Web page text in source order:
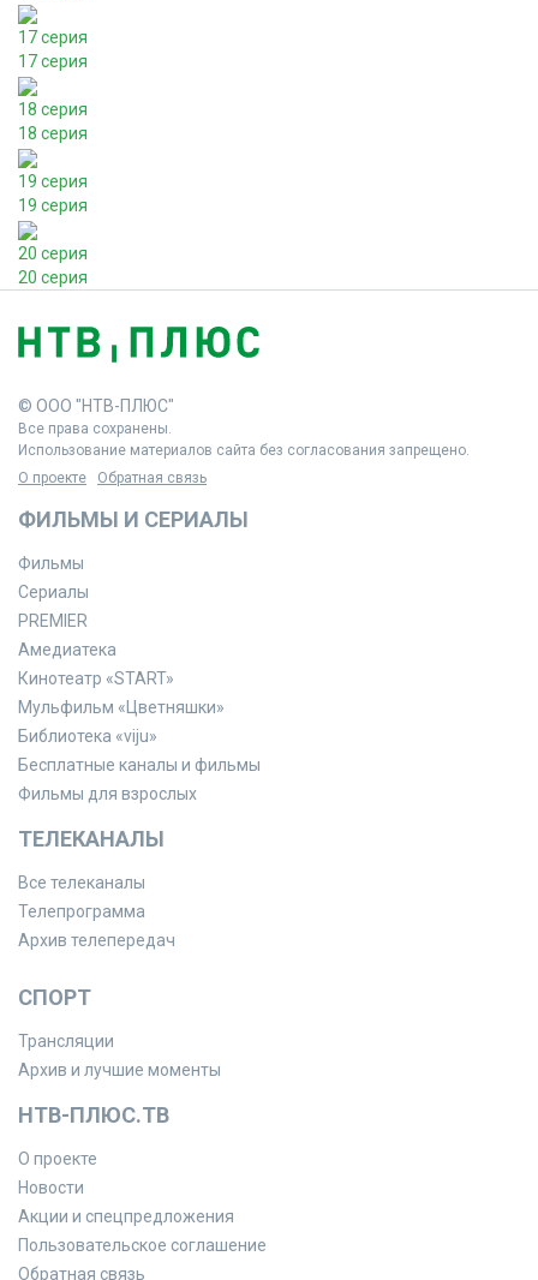
17 серия
17 серия
18 серия
18 серия
19 серия
19 серия
20 серия
20 серия
© ООО "НТВ-ПЛЮС"
Все права сохранены.
Использование материалов сайта без согласования запрещено.
О проекте
Обратная связь
ФИЛЬМЫ И СЕРИАЛЫ
Фильмы
Сериалы
PREMIER
Амедиатека
Кинотеатр «START»
Мульфильм «Цветняшки»
Библиотека «viju»
Бесплатные каналы и фильмы
Фильмы для взрослых
ТЕЛЕКАНАЛЫ
Все телеканалы
Телепрограмма
Архив телепередач
СПОРТ
Трансляции
Архив и лучшие моменты
НТВ-ПЛЮС.ТВ
О проекте
Новости
Акции и спецпредложения
Пользовательское соглашение
Обратная связь